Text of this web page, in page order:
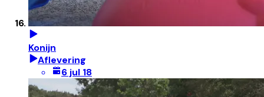
Konijn
Aflevering
6 jul 18